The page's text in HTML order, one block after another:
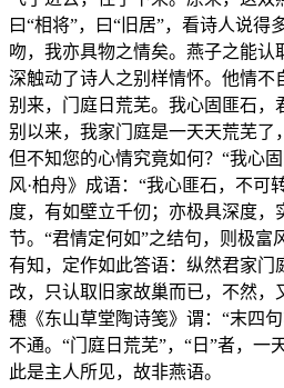
曰“相将”，曰“旧居”，看诗人说得
吻，我亦具物之情矣。燕子之能认
深触动了诗人之别样情怀。他情不
别来，门庭日荒芜。我心固匪石，
别以来，我家门庭是一天天荒芜了
但不知您的心情究竟如何？“我心
风·柏舟》成语：“我心匪石，不可
度，有如壁立千仞；亦极具深度，
节。“君情定何如”之结句，则极富
有知，定作如此答语：纵然君家门
改，只认取旧家故巢而已，不然，
穗《东山草堂陶诗笺》谓：“末四
不通。“门庭日荒芜”，“日”者，一
此是主人所见，故非燕语。